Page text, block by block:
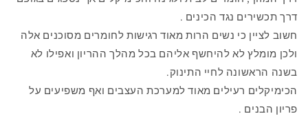
דרך תכשירים נגד הכינים .
חשוב לציין כי נשים הרות מאוד רגישות לחומרים מסוכנים אלה
ולכן מומלץ לא להיחשף אליהם בכל מהלך ההריון ואפילו לא
בשנה הראשונה לחיי התינוק.
הכימיקלים רעילים מאוד למערכת העצבים ואף משפיעים על
פריון הבנים .